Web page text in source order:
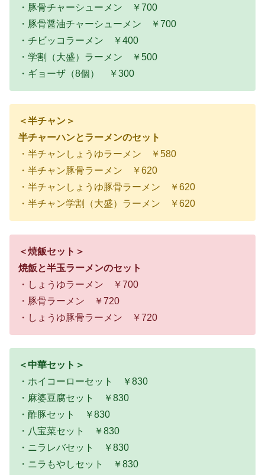
・豚骨チャーシューメン ￥700
・豚骨醤油チャーシューメン ￥700
・チビッコラーメン ￥400
・学割（大盛）ラーメン ￥500
・ギョーザ（8個） ￥300
＜半チャン＞
半チャーハンとラーメンのセット
・半チャンしょうゆラーメン ￥580
・半チャン豚骨ラーメン ￥620
・半チャンしょうゆ豚骨ラーメン ￥620
・半チャン学割（大盛）ラーメン ￥620
＜焼飯セット＞
焼飯と半玉ラーメンのセット
・しょうゆラーメン ￥700
・豚骨ラーメン ￥720
・しょうゆ豚骨ラーメン ￥720
＜中華セット＞
・ホイコーローセット ￥830
・麻婆豆腐セット ￥830
・酢豚セット ￥830
・八宝菜セット ￥830
・ニラレバセット ￥830
・ニラもやしセット ￥830